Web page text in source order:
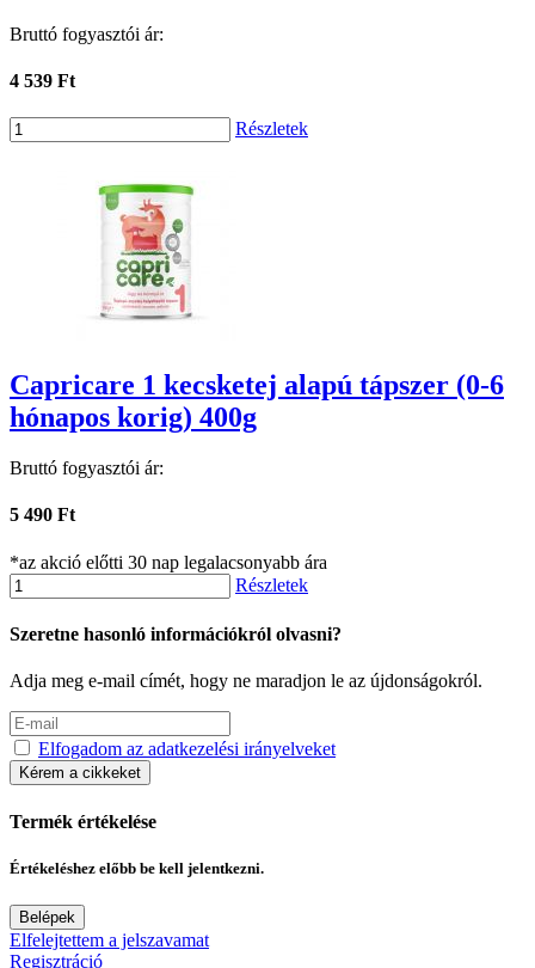
Bruttó fogyasztói ár:
4 539 Ft
Részletek
Capricare 1 kecsketej alapú tápszer (0-6
hónapos korig) 400g
Bruttó fogyasztói ár:
5 490 Ft
*az akció előtti 30 nap legalacsonyabb ára
Részletek
Szeretne hasonló információkról olvasni?
Adja meg e-mail címét, hogy ne maradjon le az újdonságokról.
Elfogadom az adatkezelési irányelveket
Kérem a cikkeket
Termék értékelése
Értékeléshez előbb be kell jelentkezni.
Belépek
Elfelejtettem a jelszavamat
Regisztráció